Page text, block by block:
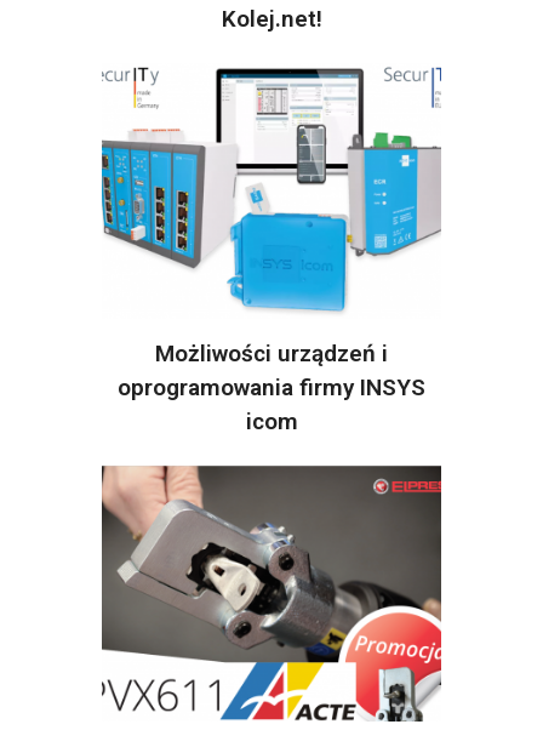
Kolej.net!
Możliwości urządzeń i
oprogramowania firmy INSYS
icom